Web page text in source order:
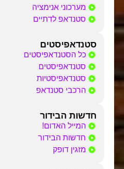
מערכוני אנימציה
סטנדאפ לדתיים
סטנדאפיסטים
כל הסטנדאפיסטים
סטנדאפיסטים
סטנדאפיסטיות
הרכבי סטנדאפ
חדשות הבידור
המייל האדום!
חדשות הבידור
מזגין דופק